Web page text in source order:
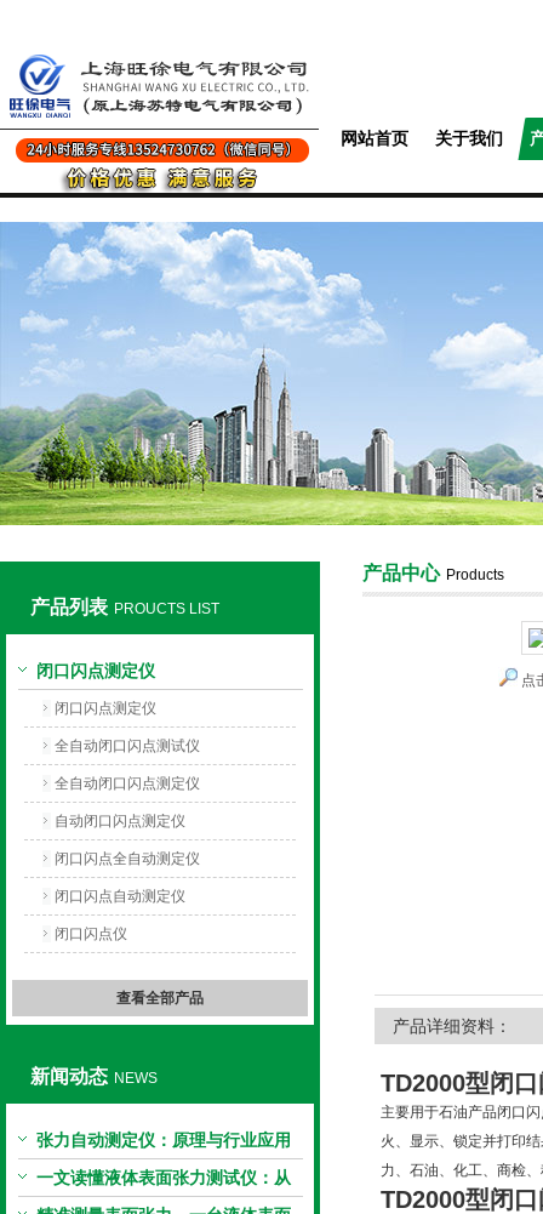
网站首页 关于我们
产品列表 PROUCTS LIST
闭口闪点测定仪
闭口闪点测定仪
全自动闭口闪点测试仪
全自动闭口闪点测定仪
自动闭口闪点测定仪
闭口闪点全自动测定仪
闭口闪点自动测定仪
闭口闪点仪
查看全部产品
新闻动态 NEWS
张力自动测定仪：原理与行业应用
解析
一文读懂液体表面张力测试仪：从
产品中心 Products
点
产品详细资料：
TD2000型闭
主要用于石油产品闭口
火、显示、锁定并打印
力、石油、化工、商检
TD2000型闭